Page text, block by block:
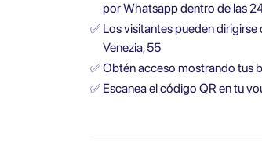
por Whatsapp dentro de las
✅ Los visitantes pueden
Venezia, 55
✅Obtén acceso mostrando tus
✅ Escanea el código QR en tu